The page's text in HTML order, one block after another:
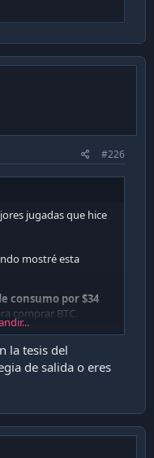
#226
jugadas que hice
mostré esta
consumo por $34
comprar BTC.
loco
2 cuotas del credito
la tesis del
de salida o eres